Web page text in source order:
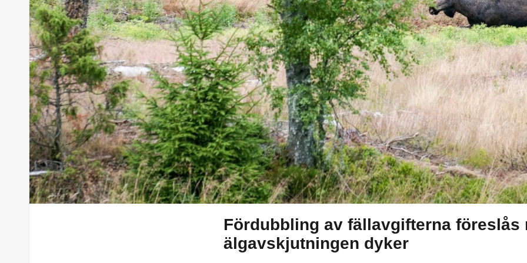
Fördubbling av fällavgifterna föreslås
älgavskjutningen dyker